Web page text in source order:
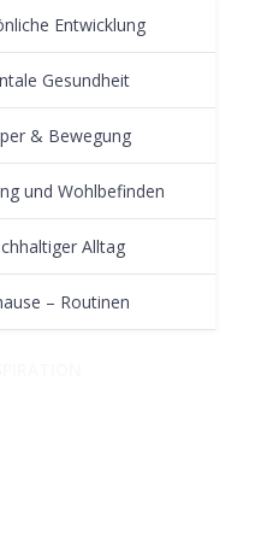
Entwicklung
Gesundheit
& Bewegung
und Wohlbefinden
Alltag
– Routinen